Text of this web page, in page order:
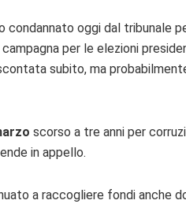
condannato oggi dal tribunale
per le elezioni
subito, ma
scorso a tre anni per
in appello.
a raccogliere fondi anche